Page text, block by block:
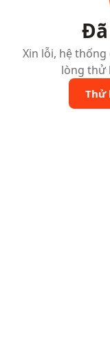
Xin lỗi, hệ
lòng thử
Thử